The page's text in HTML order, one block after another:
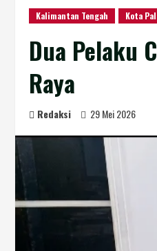
Kalimantan Tengah Kota
Dua Pelaku
Raya
Redaksi 29 Mei 2026